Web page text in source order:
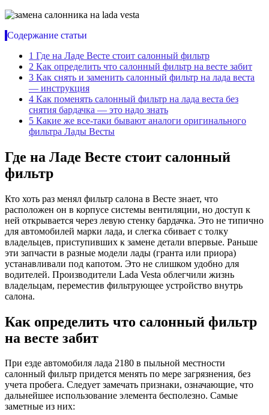
Содержание статьи
1 Где на Ладе Весте стоит салонный фильтр
2 Как определить что салонный фильтр на весте забит
3 Как снять и заменить салонный фильтр на лада веста
— инструкция
4 Как поменять салонный фильтр на лада веста без
снятия бардачка — это надо знать
5 Какие же все-таки бывают аналоги оригинального
фильтра Лады Весты
Где на Ладе Весте стоит салонный
фильтр
Кто хоть раз менял фильтр салона в Весте знает, что
расположен он в корпусе системы вентиляции, но доступ к
ней открывается через левую стенку бардачка. Это не типично
для автомобилей марки лада, и слегка сбивает с толку
владельцев, приступивших к замене детали впервые. Раньше
эти запчасти в разные модели лады (гранта или приора)
устанавливали под капотом. Это не слишком удобно для
водителей. Производители Lada Vesta облегчили жизнь
владельцам, переместив фильтрующее устройство внутрь
салона.
Как определить что салонный фильтр
на весте забит
При езде автомобиля лада 2180 в пыльной местности
салонный фильтр придется менять по мере загрязнения, без
учета пробега. Следует замечать признаки, означающие, что
дальнейшее использование элемента бесполезно. Самые
заметные из них: